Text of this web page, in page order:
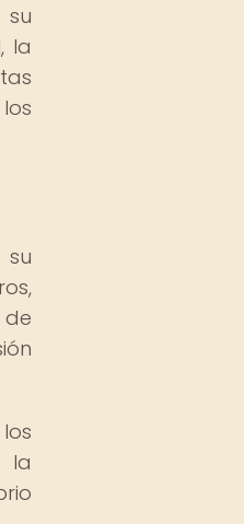
la
su
de
la